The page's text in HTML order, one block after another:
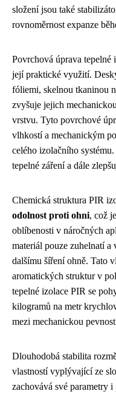
složení jsou také
rovnoměrnost expanze
Povrchová úprava tepelné
její praktické využití.
fóliemi, skelnou tkaninou
zvyšuje jejich
vrstvu. Tyto povrchové
vlhkostí a mechanickým
celého izolačního
tepelné záření a dále
Chemická struktura PIR
odolnost proti ohni, což
oblíbenosti v náročných
materiál pouze zuhelnatí
dalšímu šíření ohně. Tato
aromatických struktur v
tepelné izolace PIR se
kilogramů na metr
mezi mechanickou
Dlouhodobá stabilita
vlastností vyplývající ze
zachovává své parametry